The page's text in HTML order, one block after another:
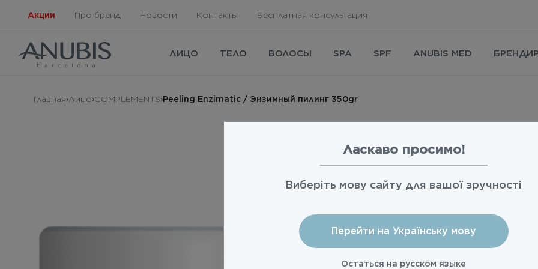
Акции Про бренд Новости Контакты
Бесплатная консультация
ЛИЦО ТЕЛО ВОЛОСЫ SPA SPF ANUBIS MED
Главная Лицо COMPLEMENTS Peeling Enzimatic / Энзимный пилинг 350gr
Peeling Enzimatic /
05020350
Ласкаво просимо!
Виберіть мову сайту для вашої зручності
Перейти на Українську мову
Остаться на русском языке